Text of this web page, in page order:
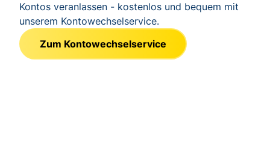
Kontos veranlassen - kostenlos und bequem mit
unserem Kontowechselservice.
Zum Kontowechselservice